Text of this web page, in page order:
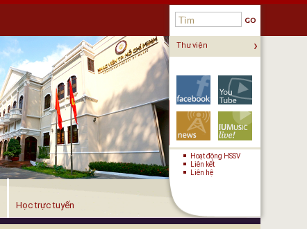
Học trực tuyến
Thư viện ›
KẾT NỐI
Hoạt động HSSV
Liên kết
Liên hệ